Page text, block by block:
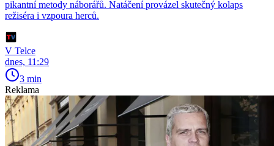
pikantní metody náborářů. Natáčení provázel skutečný kolaps
režiséra i vzpoura herců.
V Telce
dnes, 11:29
3 min
Reklama